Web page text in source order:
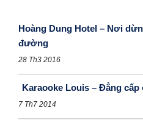
Hoàng Dung Hotel – Nơi
đường
28 Th3 2016
Karaooke Louis – Đẳng cấp
7 Th7 2014